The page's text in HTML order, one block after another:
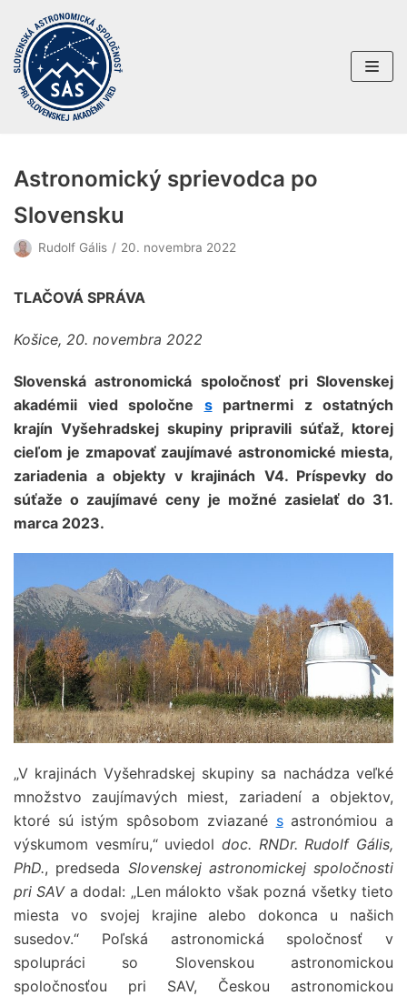
Preskočiť
na
obsah
Astronomický sprievodca po
Slovensku
Rudolf Gális 20. novembra 2022
TLAČOVÁ SPRÁVA
Košice, 20. novembra 2022
Slovenská astronomická spoločnosť pri Slovenskej
akadémii vied spoločne spartnermi z ostatných
krajín Vyšehradskej skupiny pripravili súťaž, ktorej
cieľom je zmapovať zaujímavé astronomické miesta,
zariadenia a objekty v krajinách V4. Príspevky do
súťaže o zaujímavé ceny je možné zasielať do 31.
marca 2023.
„V krajinách Vyšehradskej skupiny sa nachádza veľké
množstvo zaujímavých miest, zariadení a objektov,
ktoré sú istým spôsobom zviazané sastronómiou a
výskumom vesmíru,“ uviedol doc. RNDr. Rudolf Gális,
PhD., predseda Slovenskej astronomickej spoločnosti
pri SAVa dodal: „Len málokto však pozná všetky tieto
miesta vo svojej krajine alebo dokonca u našich
susedov.“ Poľská astronomická spoločnosť v
spolupráci so Slovenskou astronomickou
spoločnosťou pri SAV, Českou astronomickou